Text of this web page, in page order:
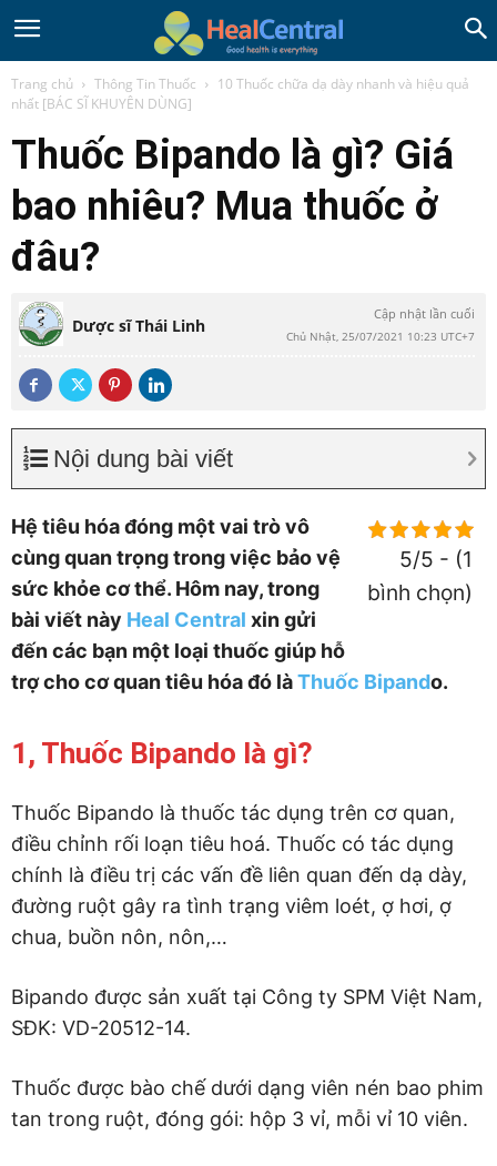
Trang chủ Thông Tin Thuốc
10 Thuốc chữa dạ dày nhanh và hiệu quả
nhất [BÁC SĨ KHUYÊN DÙNG]
Thuốc Bipando là gì? Giá
bao nhiêu? Mua thuốc ở
đâu?
Dược sĩ Thái Linh
Cập nhật lần cuối
Chủ Nhật, 25/07/2021 10:23 UTC+7
Nội dung bài viết
5/5 - (1
bình chọn)
Hệ tiêu hóa đóng một vai trò vô
cùng quan trọng trong việc bảo vệ
sức khỏe cơ thể. Hôm nay, trong
bài viết này Heal Central xin gửi
đến các bạn một loại thuốc giúp hỗ
trợ cho cơ quan tiêu hóa đó làThuốc Bipando.
1, Thuốc Bipando là gì?
Thuốc Bipando là thuốc tác dụng trên cơ quan,
điều chỉnh rối loạn tiêu hoá. Thuốc có tác dụng
chính là điều trị các vấn đề liên quan đến dạ dày,
đường ruột gây ra tình trạng viêm loét, ợ hơi, ợ
chua, buồn nôn, nôn,…
Bipando được sản xuất tại Công ty SPM Việt Nam,
SĐK: VD-20512-14.
Thuốc được bào chế dưới dạng viên nén bao phim
tan trong ruột, đóng gói: hộp 3 vỉ, mỗi vỉ 10 viên.